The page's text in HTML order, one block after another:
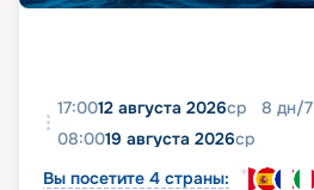
17:0012 августа 2026ср 8 дн/7
08:0019 августа 2026ср
Вы посетите 4 страны: